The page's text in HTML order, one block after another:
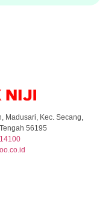
Madusari, Kec. Secang,
56195